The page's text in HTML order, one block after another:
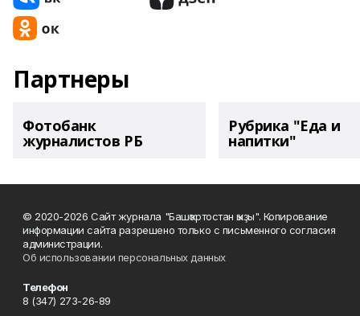
Партнеры
Фотобанк
журналистов РБ
Рубрика "Еда и
напитки"
© 2020-2026 Сайт журнала "Башҡортостан ҡыҙы". Копирование
информации сайта разрешено только с письменного согласия
администрации.
Об использовании персональных данных
Телефон
8 (347) 273-26-89